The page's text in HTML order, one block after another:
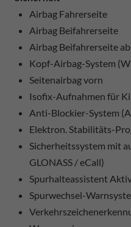
Airbag Fahrerseite
Airbag Beifahrerseite
Airbag Beifahrerseite
Kopf-Airbag-System
Seitenairbag vorn
Isofix-Aufnahmen für
Anti-Blockier-System
Elektron. Stabilitäts-
Sicherheitssystem mit
GLONASS / eCall)
Spurhalteassistent
Spurwechsel-